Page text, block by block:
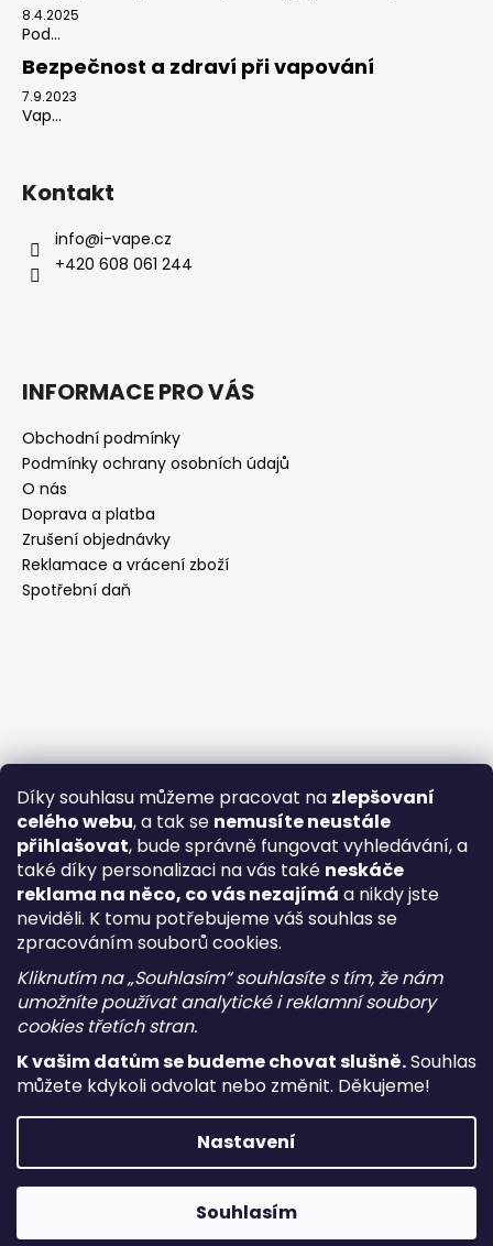
Díky souhlasu můžeme pracovat na zlepšovaní
celého webu, a tak se nemusíte neustále
přihlašovat, bude správně fungovat vyhledávání, a
také díky personalizaci na vás také neskáče
reklama na něco, co vás nezajímá a nikdy jste
neviděli. K tomu potřebujeme váš souhlas se
zpracováním souborů cookies.
Kliknutím na „Souhlasím“ souhlasíte s tím, že nám
umožníte používat analytické i reklamní soubory
cookies třetích stran.
K vašim datům se budeme chovat slušně.Souhlas
můžete kdykoli odvolat nebo změnit. Děkujeme!
Nastavení
Souhlasím
8.4.2025
Pod...
Bezpečnost a zdraví při vapování
7.9.2023
Vap...
Kontakt
info@i-vape.cz
+420 608 061 244
INFORMACE PRO VÁS
Obchodní podmínky
Podmínky ochrany osobních údajů
O nás
Doprava a platba
Zrušení objednávky
Reklamace a vrácení zboží
Spotřební daň
Vytvořil Shoptet
Copyright 2026i-vape. Všechna práva vyhrazena.Upravit
nastavení cookies